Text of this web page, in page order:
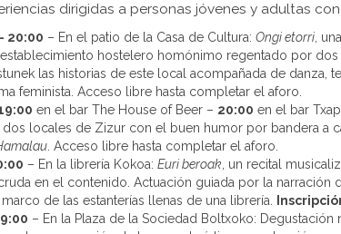
dirigidas a personas jóvenes y adultas
20:00 – En el patio de la Casa de Cultura: Ongi etorri ,
hostelero homónimo regentado por
las historias de este local acompañada de
feminista. Acceso libre hasta completar el aforo.
en el bar The House of Beer – 20:00 en el bar
locales de Zizur con el buen humor por bandera a
. Acceso libre hasta completar el aforo.
– En la librería Kokoa: Euri beroak , un recital
en el contenido. Actuación guiada por la narración
de las estanterías llenas de una librería.
– En la Plaza de la Sociedad Boltxoko: